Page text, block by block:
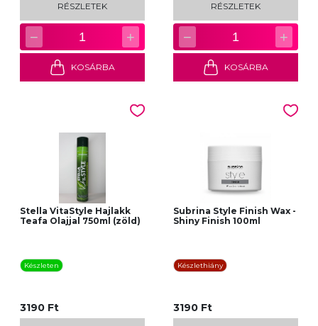
RÉSZLETEK
− 1 +
KOSÁRBA
RÉSZLETEK
− 1 +
KOSÁRBA
Stella VitaStyle Hajlakk
Teafa Olajjal 750ml (zöld)
Készleten
3190 Ft
Subrina Style Finish Wax -
Shiny Finish 100ml
Készlethiány
3190 Ft